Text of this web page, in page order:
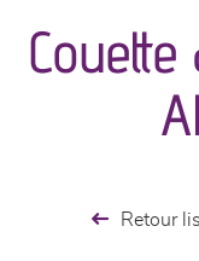
séjours
meubles de
Retour